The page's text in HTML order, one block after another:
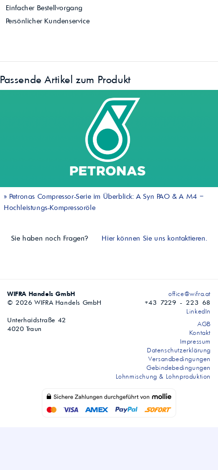
Einfacher Bestellvorgang
Persönlicher Kundenservice
Passende Artikel zum Produkt
» Petronas Compressor-Serie im Überblick: A Syn PAO & A M4 –
Hochleistungs-Kompressoröle
Sie haben noch Fragen? Hier können Sie uns kontaktieren.
WIFRA Handels GmbH
© 2026 WIFRA Handels GmbH
Unterhaidstraße 42
4020 Traun
office@wifra.at
+43 7229 - 223 68
LinkedIn
AGB
Kontakt
Impressum
Datenschutzerklärung
Versandbedingungen
Gebindebedingungen
Lohnmischung & Lohnproduktion